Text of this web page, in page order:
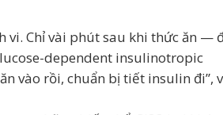
vi. Chỉ vài phút sau khi thức ăn —
dependent insulinotropic
vào rồi, chuẩn bị tiết insulin đi”,